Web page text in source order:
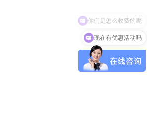
现在有优惠活动吗